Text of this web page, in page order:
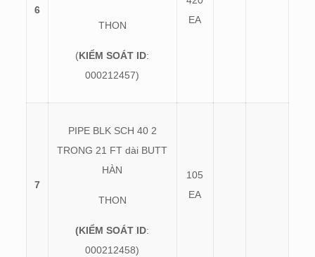
6
THON
(KIỂM SOÁT ID:
000212457)
EA
7
PIPE BLK SCH 40 2
TRONG 21 FT dài BUTT
HÀN
THON
(KIỂM SOÁT ID:
000212458)
105
EA